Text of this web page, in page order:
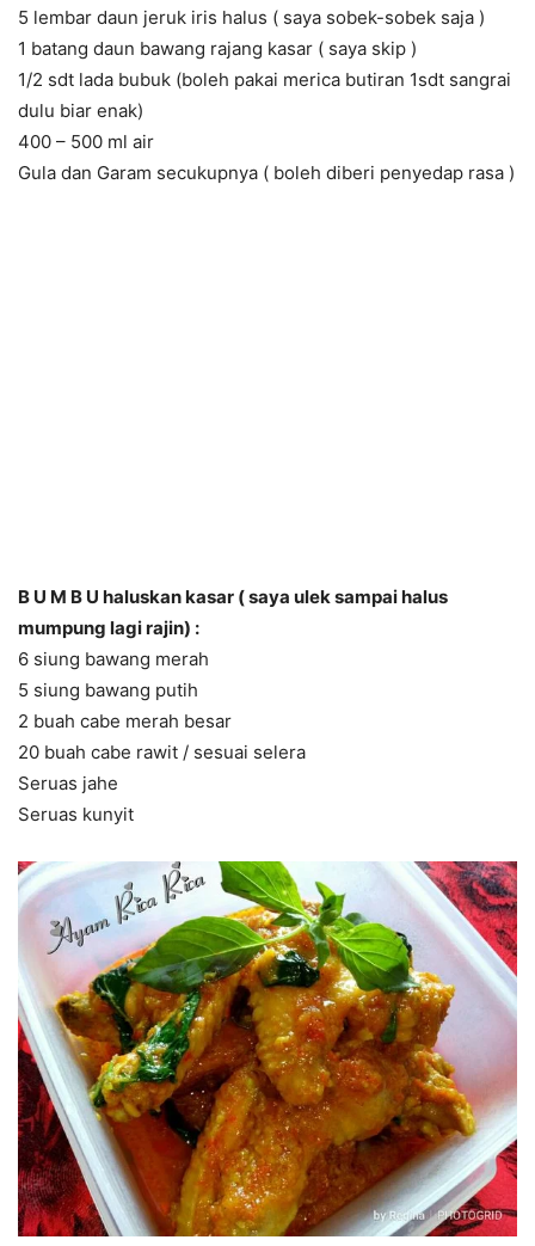
5 lembar daun jeruk iris halus ( saya sobek-sobek saja )
1 batang daun bawang rajang kasar ( saya skip )
1/2 sdt lada bubuk (boleh pakai merica butiran 1sdt sangrai
dulu biar enak)
400 – 500 ml air
Gula dan Garam secukupnya ( boleh diberi penyedap rasa )
B U M B U haluskan kasar ( saya ulek sampai halus
mumpung lagi rajin) :
6 siung bawang merah
5 siung bawang putih
2 buah cabe merah besar
20 buah cabe rawit / sesuai selera
Seruas jahe
Seruas kunyit